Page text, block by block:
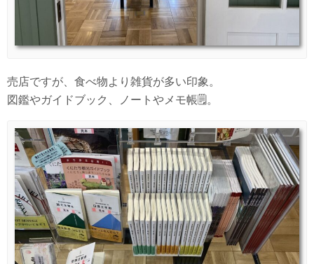
売店ですが、食べ物より雑貨が多い印象。
図鑑やガイドブック、ノートやメモ帳🗒。